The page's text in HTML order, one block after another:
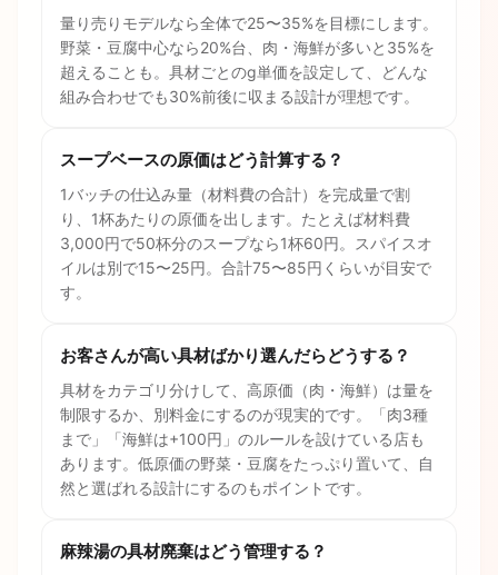
量り売りモデルなら全体で25〜35%を目標にします。
野菜・豆腐中心なら20%台、肉・海鮮が多いと35%を
超えることも。具材ごとのg単価を設定して、どんな
組み合わせでも30%前後に収まる設計が理想です。
スープベースの原価はどう計算する？
1バッチの仕込み量（材料費の合計）を完成量で割
り、1杯あたりの原価を出します。たとえば材料費
3,000円で50杯分のスープなら1杯60円。スパイスオ
イルは別で15〜25円。合計75〜85円くらいが目安で
す。
お客さんが高い具材ばかり選んだらどうする？
具材をカテゴリ分けして、高原価（肉・海鮮）は量を
制限するか、別料金にするのが現実的です。「肉3種
まで」「海鮮は+100円」のルールを設けている店も
あります。低原価の野菜・豆腐をたっぷり置いて、自
然と選ばれる設計にするのもポイントです。
麻辣湯の具材廃棄はどう管理する？